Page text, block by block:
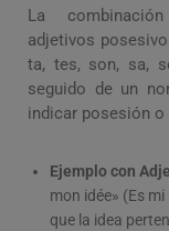
La
adjetivos
ta, tes, son, sa,
seguido de un
indicar posesión o
Ejemplo con
mon idée» (Es
que la idea